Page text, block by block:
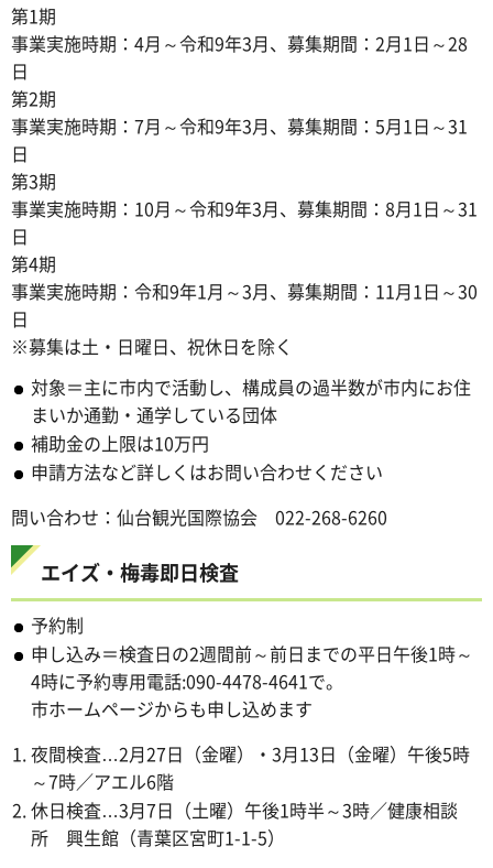
第1期
事業実施時期：4月～令和9年3月、募集期間：2月1日～28
日
第2期
事業実施時期：7月～令和9年3月、募集期間：5月1日～31
日
第3期
事業実施時期：10月～令和9年3月、募集期間：8月1日～31
日
第4期
事業実施時期：令和9年1月～3月、募集期間：11月1日～30
日
※募集は土・日曜日、祝休日を除く
対象＝主に市内で活動し、構成員の過半数が市内にお住
まいか通勤・通学している団体
補助金の上限は10万円
申請方法など詳しくはお問い合わせください
問い合わせ：仙台観光国際協会 022-268-6260
エイズ・梅毒即日検査
予約制
申し込み＝検査日の2週間前～前日までの平日午後1時～
4時に予約専用電話:090-4478-4641で。
市ホームページからも申し込めます
夜間検査…2月27日（金曜）・3月13日（金曜）午後5時
～7時／アエル6階
休日検査…3月7日（土曜）午後1時半～3時／健康相談
所 興生館（青葉区宮町1-1-5）